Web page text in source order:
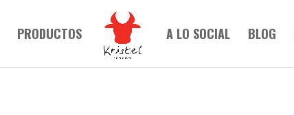
PRODUCTOS A LO SOCIAL BLOG